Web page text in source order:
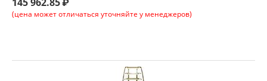
(цена может отличаться уточняйте у менеджеров)